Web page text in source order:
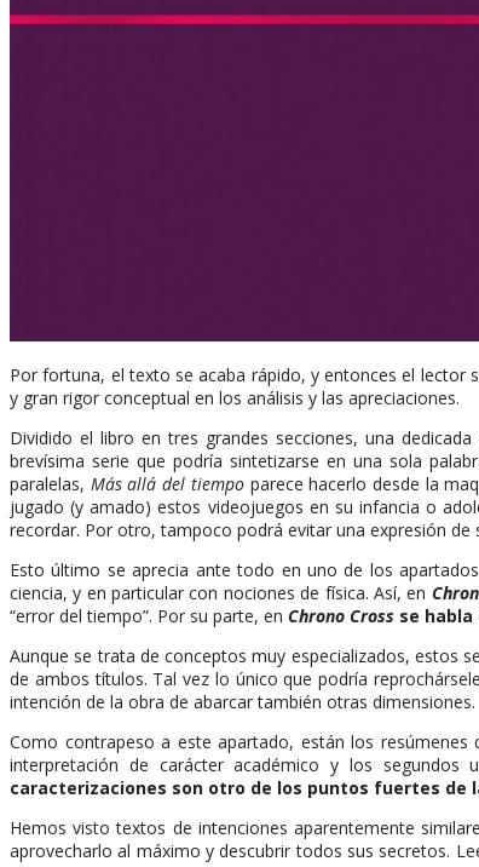
Por fortuna, el texto se acaba rápido, y entonces el lector
y gran rigor conceptual en los análisis y las apreciaciones.
Dividido el libro en tres grandes secciones, una dedicada
brevísima serie que podría sintetizarse en una sola
paralelas, Más allá del tiempoparece hacerlo desde la
jugado (y amado) estos videojuegos en su infancia o
recordar. Por otro, tampoco podrá evitar una expresión
Esto último se aprecia ante todo en uno de los
ciencia, y en particular con nociones de física. Así, en
“error del tiempo”. Por su parte, en Chrono Cross se
Aunque se trata de conceptos muy especializados, estos
de ambos títulos. Tal vez lo único que podría
intención de la obra de abarcar también otras dimensiones.
Como contrapeso a este apartado, están los
interpretación de carácter académico y los
caracterizaciones son otro de los puntos fuertes de
Hemos visto textos de intenciones aparentemente
aprovecharlo al máximo y descubrir todos sus secretos.